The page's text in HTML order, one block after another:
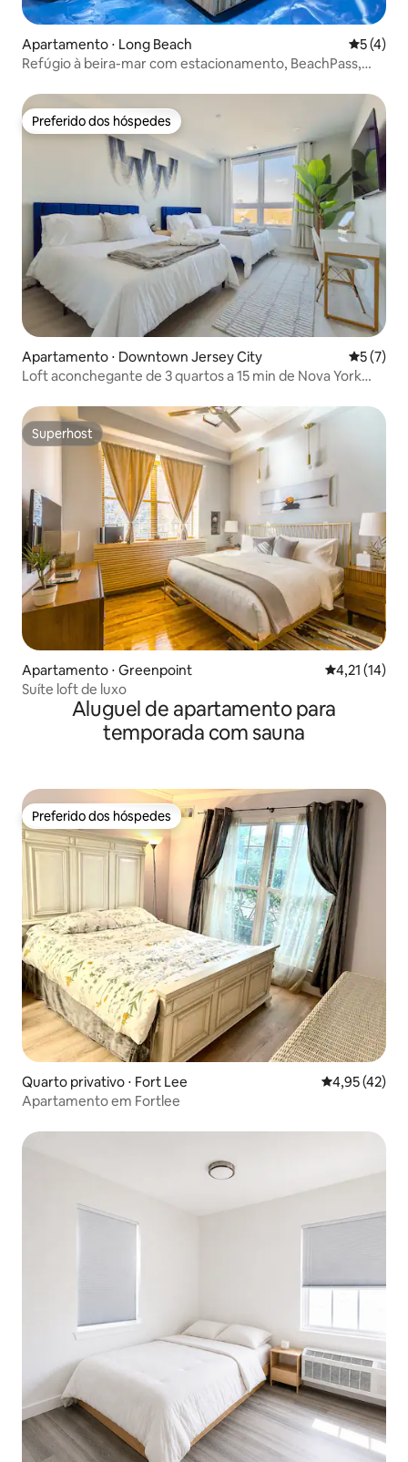
Apartamento ⋅ Long Beach 5 de
5 (4)
Refúgio à beira-mar com estacionamento, BeachPass,
Preferido dos hóspedes
Preferido dos hóspedes
Apartamento ⋅ Downtown Jersey City 5 de
5 (7)
Loft aconchegante de 3 quartos a 15 min de Nova York
Superhost
Superhost
Apartamento ⋅ Greenpoint 4,21 de uma
4,21 (14)
Suíte loft de luxo
Aluguel de apartamento para
temporada com sauna
Preferido dos hóspedes
Preferido dos hóspedes
Quarto privativo ⋅ Fort Lee 4,95 de uma
4,95 (42)
Apartamento em Fortlee